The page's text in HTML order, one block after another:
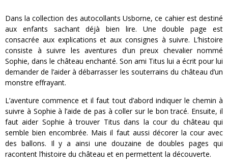
Dans la collection des autocollants Usborne, ce cahier est destiné
aux enfants sachant déjà bien lire. Une double page est
consacrée aux explications et aux consignes à suivre. L’histoire
consiste à suivre les aventures d’un preux chevalier nommé
Sophie, dans le château enchanté. Son ami Titus lui a écrit pour lui
demander de l’aider à débarrasser les souterrains du château d’un
monstre effrayant.
L’aventure commence et il faut tout d’abord indiquer le chemin à
suivre à Sophie à l’aide de pas à coller sur le bon tracé. Ensuite, il
faut aider Sophie à trouver Titus dans la cour du château qui
semble bien encombrée. Mais il faut aussi décorer la cour avec
des ballons. Il y a ainsi une douzaine de doubles pages qui
racontent l’histoire du château et en permettent la découverte.